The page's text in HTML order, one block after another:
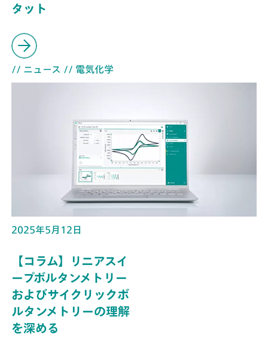
タット
// ニュース // 電気化学
2025年5月12日
【コラム】リニアスイ
ープボルタンメトリー
およびサイクリックボ
ルタンメトリーの理解
を深める